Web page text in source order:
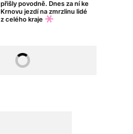
přišly povodně. Dnes za ní ke
Krnovu jezdí na zmrzlinu lidé
z celého kraje